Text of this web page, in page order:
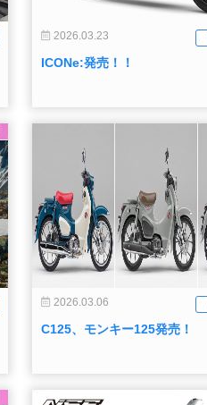
2026.03.23
ICONe:発売！！
2026.03.06
C125、モンキー125発売！